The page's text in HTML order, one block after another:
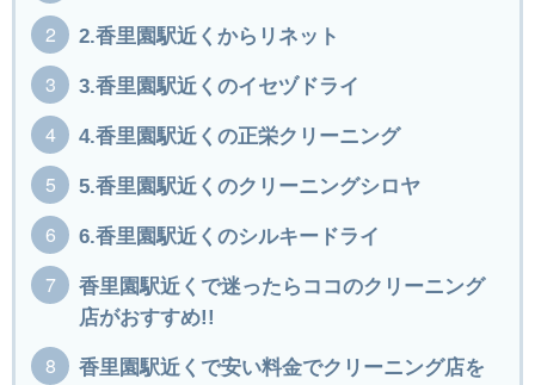
2.香里園駅近くからリネット
3.香里園駅近くのイセヅドライ
4.香里園駅近くの正栄クリーニング
5.香里園駅近くのクリーニングシロヤ
6.香里園駅近くのシルキードライ
香里園駅近くで迷ったらココのクリーニング
店がおすすめ!!
香里園駅近くで安い料金でクリーニング店を